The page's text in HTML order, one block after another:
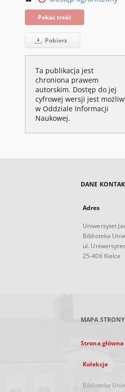
Pokaż treść
Pobierz
Ta publikacja jest
chroniona prawem
autorskim. Dostęp do jej
cyfrowej wersji jest
w Oddziale Informacji
Naukowej.
DANE
Adres
Uniwersytet
Biblioteka
ul.
25-406 Kielce
MAPA STRONY
Strona główna
Kolekcje
Biblioteka